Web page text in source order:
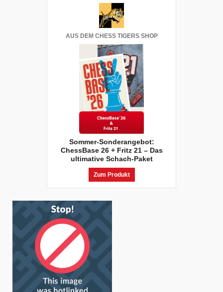
AUS DEM CHESS TIGERS SHOP
Sommer-Sonderangebot:
ChessBase 26 + Fritz 21 – Das
ultimative Schach-Paket
Zum Produkt